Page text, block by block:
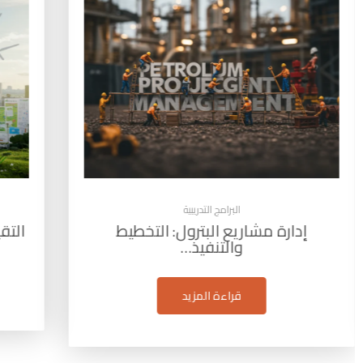
البرامج التدريبية
التقييم البيئي الاستراتيجي (SEA): أداة…
قراءة المزيد